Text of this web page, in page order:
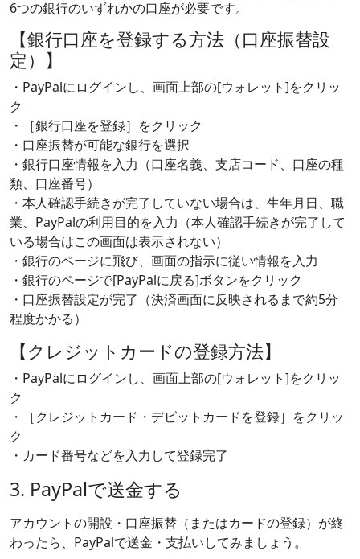
6つの銀行のいずれかの口座が必要です。
【銀行口座を登録する方法（口座振替設
定）】
・PayPalにログインし、画面上部の[ウォレット]をクリッ
ク
・［銀行口座を登録］をクリック
・口座振替が可能な銀行を選択
・銀行口座情報を入力（口座名義、支店コード、口座の種
類、口座番号）
・本人確認手続きが完了していない場合は、生年月日、職
業、PayPalの利用目的を入力（本人確認手続きが完了して
いる場合はこの画面は表示されない）
・銀行のページに飛び、画面の指示に従い情報を入力
・銀行のページで[PayPalに戻る]ボタンをクリック
・口座振替設定が完了（決済画面に反映されるまで約5分
程度かかる）
【クレジットカードの登録方法】
・PayPalにログインし、画面上部の[ウォレット]をクリッ
ク
・［クレジットカード・デビットカードを登録］をクリッ
ク
・カード番号などを入力して登録完了
3. PayPalで送金する
アカウントの開設・口座振替（またはカードの登録）が終
わったら、PayPalで送金・支払いしてみましょう。